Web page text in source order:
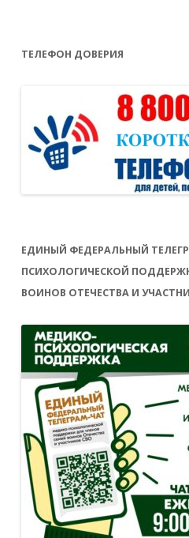
ТЕЛЕФОН ДОВЕРИЯ
ЕДИНЫЙ ФЕДЕРАЛЬНЫЙ
ПСИХОЛОГИЧЕСКОЙ
ВОИНОВ ОТЕЧЕСТВА И